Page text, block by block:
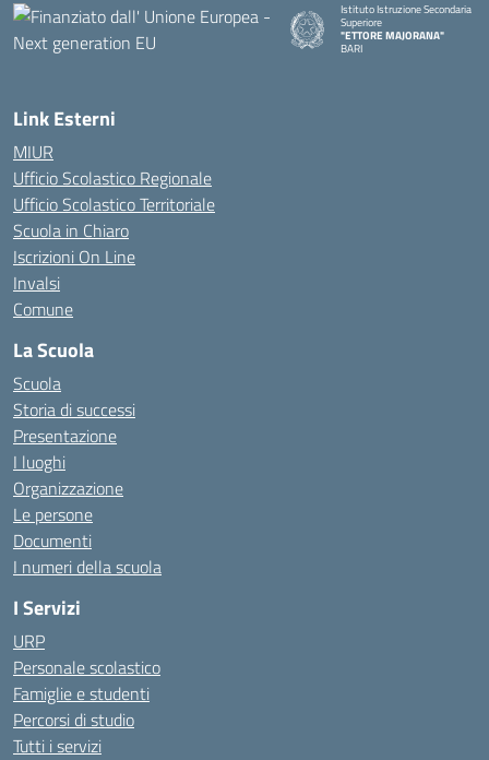
Istituto Istruzione Secondaria
Superiore
"ETTORE MAJORANA"
BARI
Link Esterni
MIUR
Ufficio Scolastico Regionale
Ufficio Scolastico Territoriale
Scuola in Chiaro
Iscrizioni On Line
Invalsi
Comune
La Scuola
Scuola
Storia di successi
Presentazione
I luoghi
Organizzazione
Le persone
Documenti
I numeri della scuola
I Servizi
URP
Personale scolastico
Famiglie e studenti
Percorsi di studio
Tutti i servizi